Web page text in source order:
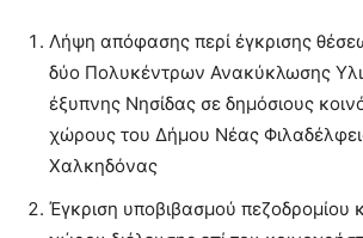
Λήψη απόφασης περί έγκρισης
δύο Πολυκέντρων Ανακύκλωσης
έξυπνης Νησίδας σε δημόσιους
χώρους του Δήμου Νέας
Χαλκηδόνας
Έγκριση υποβιβασμού